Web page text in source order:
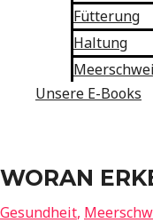
Fütterung
Haltung
Unsere E-Books
WORAN
Gesundheit,